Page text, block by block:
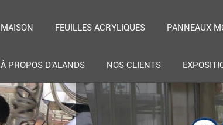
MAISON FEUILLES ACRYLIQUES PANNEAUX
À PROPOS D'ALANDS NOS CLIENTS